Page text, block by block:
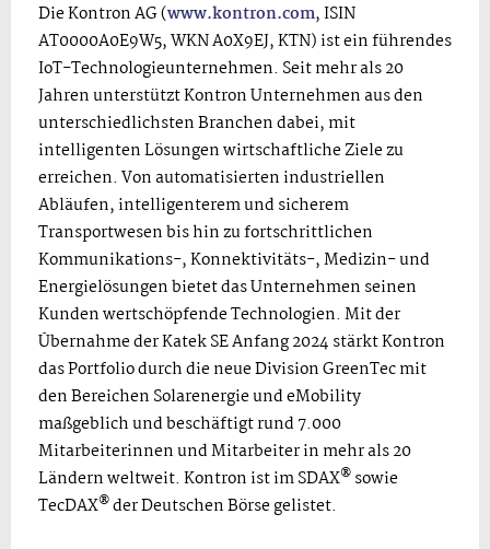
Die Kontron AG (www.kontron.com, ISIN
AT0000A0E9W5, WKN A0X9EJ, KTN) ist ein führendes
IoT-Technologieunternehmen. Seit mehr als 20
Jahren unterstützt Kontron Unternehmen aus den
unterschiedlichsten Branchen dabei, mit
intelligenten Lösungen wirtschaftliche Ziele zu
erreichen. Von automatisierten industriellen
Abläufen, intelligenterem und sicherem
Transportwesen bis hin zu fortschrittlichen
Kommunikations-, Konnektivitäts-, Medizin- und
Energielösungen bietet das Unternehmen seinen
Kunden wertschöpfende Technologien. Mit der
Übernahme der Katek SE Anfang 2024 stärkt Kontron
das Portfolio durch die neue Division GreenTec mit
den Bereichen Solarenergie und eMobility
maßgeblich und beschäftigt rund 7.000
Mitarbeiterinnen und Mitarbeiter in mehr als 20
Ländern weltweit. Kontron ist im SDAX® sowie
TecDAX®der Deutschen Börse gelistet.